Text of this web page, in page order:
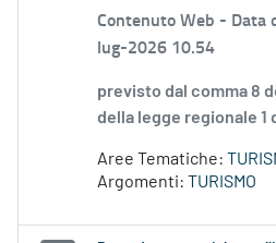
Contenuto Web - Data
lug-2026 10.54
previsto dal comma 8
della legge regionale 1
Aree Tematiche:
Argomenti: TURISMO